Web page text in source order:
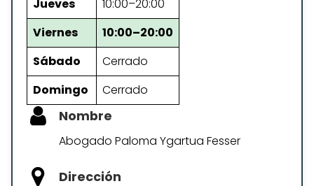
Jueves
10:00–20:00
Viernes
10:00–20:00
Sábado
Cerrado
Domingo
Cerrado
Nombre
Abogado Paloma Ygartua Fesser
Dirección